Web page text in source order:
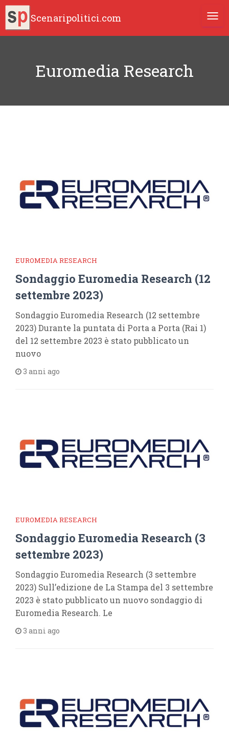
Scenaripolitici.com
Euromedia Research
EUROMEDIA RESEARCH
Sondaggio Euromedia Research (12
settembre 2023)
Sondaggio Euromedia Research (12 settembre
2023) Durante la puntata di Porta a Porta (Rai 1)
del 12 settembre 2023 è stato pubblicato un
nuovo
3 anni ago
EUROMEDIA RESEARCH
Sondaggio Euromedia Research (3
settembre 2023)
Sondaggio Euromedia Research (3 settembre
2023) Sull’edizione de La Stampa del 3 settembre
2023 è stato pubblicato un nuovo sondaggio di
Euromedia Research. Le
3 anni ago